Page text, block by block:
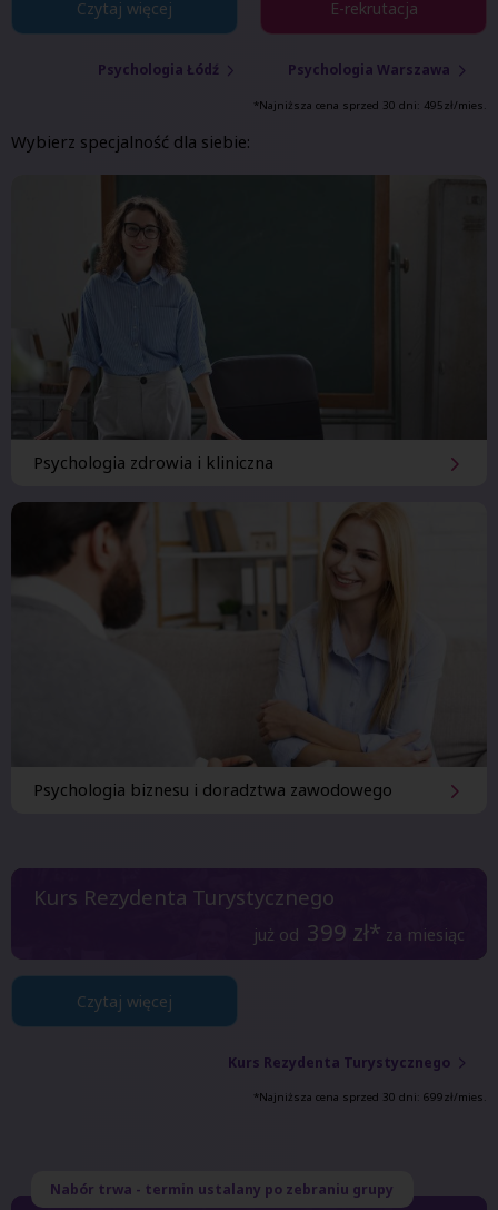
Czytaj więcej E-rekrutacja
Psychologia Łódź Psychologia Warszawa
*Najniższa cena sprzed 30 dni: 495zł/mies.
Wybierz specjalność dla siebie:
Psychologia zdrowia i kliniczna
Psychologia biznesu i doradztwa zawodowego
Kurs Rezydenta Turystycznego
już od 399 zł* za miesiąc
Czytaj więcej
Kurs Rezydenta Turystycznego
*Najniższa cena sprzed 30 dni: 699zł/mies.
Nabór trwa - termin ustalany po zebraniu grupy